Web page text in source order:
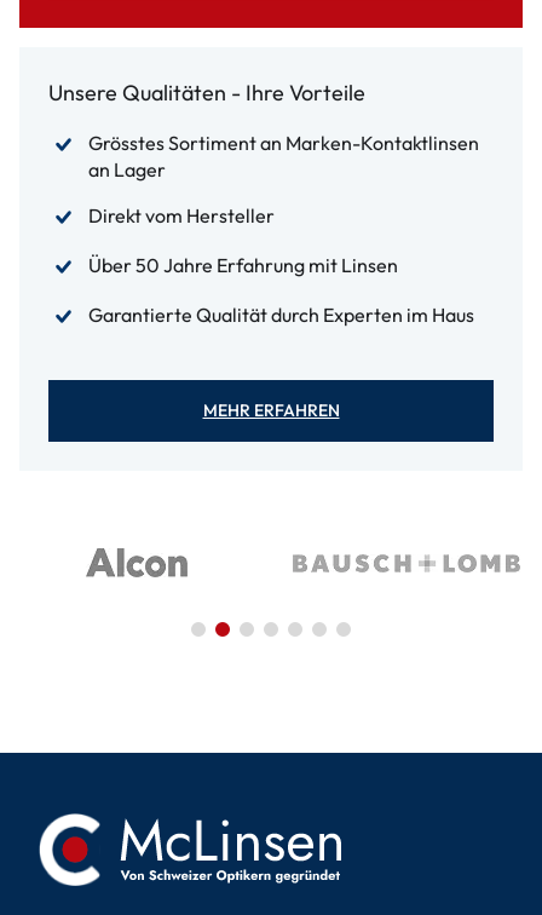
Unsere Qualitäten - Ihre Vorteile
Grösstes Sortiment an Marken-Kontaktlinsen
an Lager
Direkt vom Hersteller
Über 50 Jahre Erfahrung mit Linsen
Garantierte Qualität durch Experten im Haus
MEHR ERFAHREN